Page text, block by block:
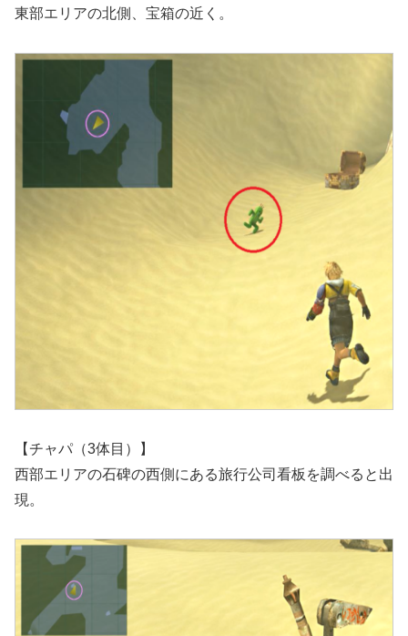
東部エリアの北側、宝箱の近く。
【チャパ（3体目）】
西部エリアの石碑の西側にある旅行公司看板を調べると出
現。